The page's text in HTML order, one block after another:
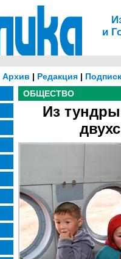
и
Архив | Редакция|
ОБЩЕСТВО
Из